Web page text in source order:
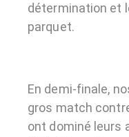
détermination et
parquet.
En demi-finale,
gros match
ont dominé leurs